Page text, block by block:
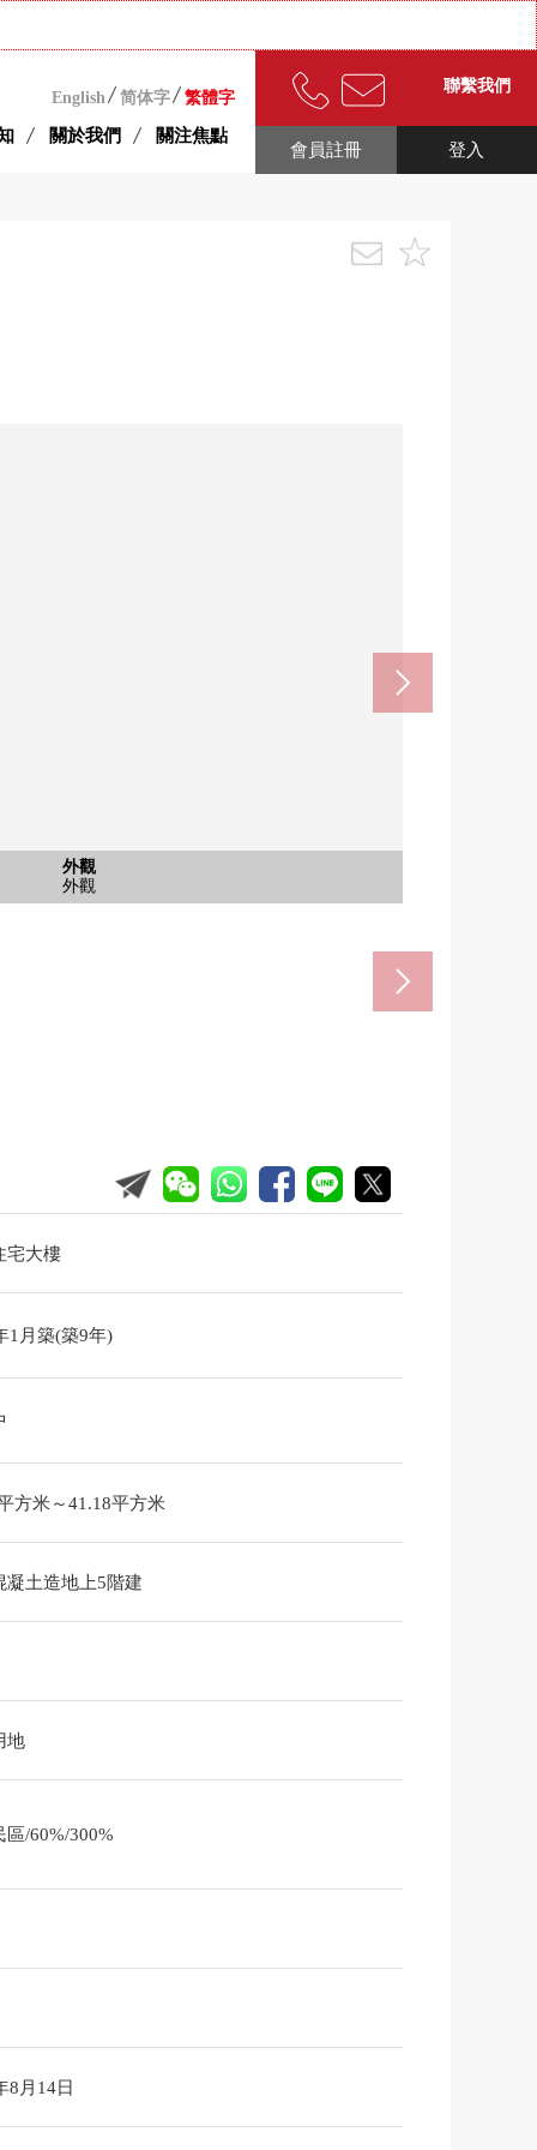
English 简体字 繁體字
關於我們 關注焦點
聯繫我們
登入
會員註冊
外觀
外觀
外觀
外觀
入口
入口
外觀
外觀
外觀
外觀
室內
室內(從門口拍攝)
室內
室內
室內
內(從廚房一側拍攝)
收納
WIC
廚房
廚房
廁所
廁所
公共汽車
公共汽車
其他
視監視器的內部對講機
門口
門口
風景
來自室內的風景(3樓)
宅大樓
1月築(築9年)
方米～41.18平方米
凝土造地上5階建
地
區/60%/300%
8月14日